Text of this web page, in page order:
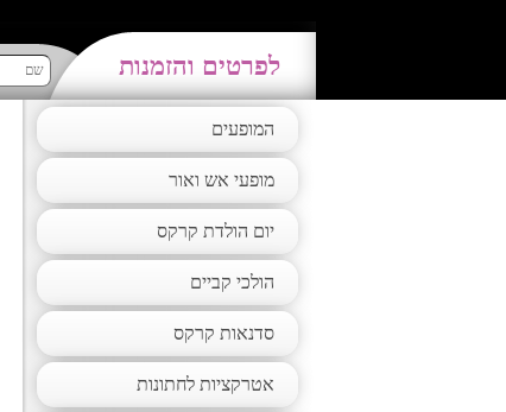
לפרטים והזמנות
המופעים
מופעי אש ואור
יום הולדת קרקס
הולכי קביים
סדנאות קרקס
אטרקציות לחתונות